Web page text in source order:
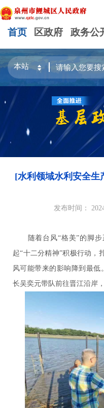
首页 区政府 政务公
[水利领域水利安全生
发布时间：
随着台风“格美”的脚步
起“十二分精神”积极行动，
风可能带来的影响降到最
长吴奕元带队前往晋江沿岸